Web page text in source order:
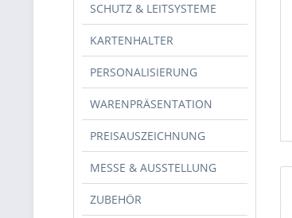
SCHUTZ & LEITSYSTEME
KARTENHALTER
PERSONALISIERUNG
WARENPRÄSENTATION
PREISAUSZEICHNUNG
MESSE & AUSSTELLUNG
ZUBEHÖR